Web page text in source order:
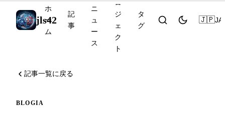
jls42
ホ
ー
ム
記
事
ニ
ュ
ー
ス
ロ
ジ
ェ
ク
ト
タ
グ
🇯🇵JA
記事一覧に戻る
BLOGIA